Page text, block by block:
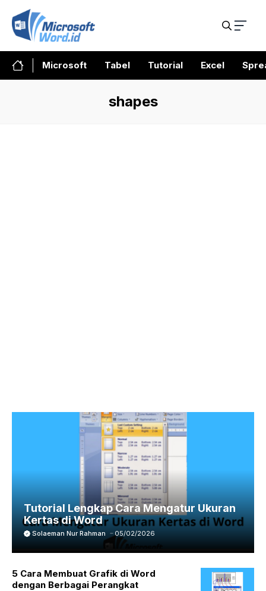
content
Microsoft Tabel Tutorial Excel
shapes
Tutorial Lengkap Cara Mengatur Ukuran
Kertas di Word
Solaeman Nur Rahman 05/02/2026
5 Cara Membuat Grafik di Word
dengan Berbagai Perangkat